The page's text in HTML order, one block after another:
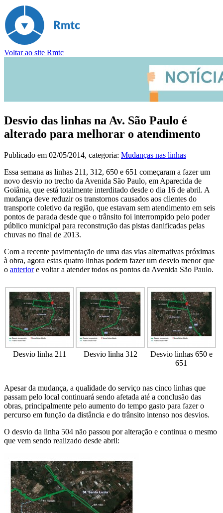
Voltar ao site Rmtc
Desvio das linhas na Av. São Paulo é
alterado para melhorar o atendimento
Publicado em 02/05/2014, categoria: Mudanças nas linhas
Essa semana as linhas 211, 312, 650 e 651 começaram a fazer um
novo desvio no trecho da Avenida São Paulo, em Aparecida de
Goiânia, que está totalmente interditado desde o dia 16 de abril. A
mudança deve reduzir os transtornos causados aos clientes do
transporte coletivo da região, que estavam sem atendimento em seis
pontos de parada desde que o trânsito foi interrompido pelo poder
público municipal para reconstrução das pistas danificadas pelas
chuvas no final de 2013.
Com a recente pavimentação de uma das vias alternativas próximas
à obra, agora estas quatro linhas podem fazer um desvio menor que
o anteriore voltar a atender todos os pontos da Avenida São Paulo.
Desvio linha 211 Desvio linha 312
Desvio linhas 650 e
651
Apesar da mudança, a qualidade do serviço nas cinco linhas que
passam pelo local continuará sendo afetada até a conclusão das
obras, principalmente pelo aumento do tempo gasto para fazer o
percurso em função da distância e do trânsito intenso nos desvios.
O desvio da linha 504 não passou por alteração e continua o mesmo
que vem sendo realizado desde abril: